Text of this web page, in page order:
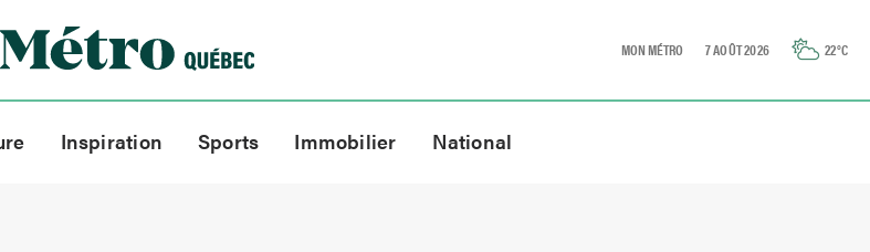
MON MÉTRO 7 AOÛT 2026 22°C
Inspiration Sports Immobilier National